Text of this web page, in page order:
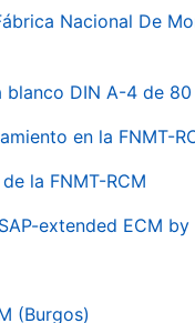
Nacional De
DIN A-4 de 80
en la FNMT-
la FNMT-RCM
extended ECM by
(Burgos)